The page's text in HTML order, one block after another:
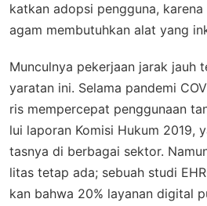
katkan adopsi pengguna,
agam membutuhkan alat yang
Munculnya pekerjaan jarak jauh
yaratan ini. Selama pandemi
ris mempercepat penggunaan
lui laporan Komisi Hukum 2019,
tasnya di berbagai sektor.
litas tetap ada; sebuah studi
kan bahwa 20% layanan digital